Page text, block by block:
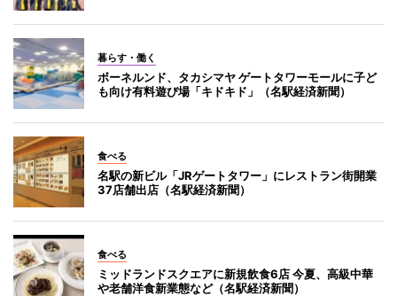
暮らす・働く
ボーネルンド、タカシマヤ ゲートタワーモールに子ど
も向け有料遊び場「キドキド」（名駅経済新聞）
食べる
名駅の新ビル「JRゲートタワー」にレストラン街開業
37店舗出店（名駅経済新聞）
食べる
ミッドランドスクエアに新規飲食6店 今夏、高級中華
や老舗洋食新業態など（名駅経済新聞）